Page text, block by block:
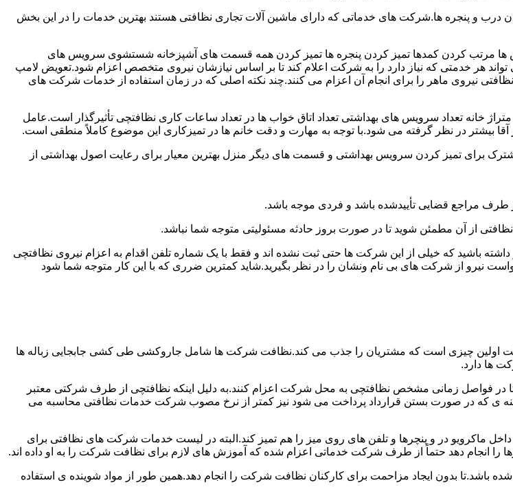
و پنجره ها.شرکت های خدماتی که دارای ماشین آلات تجاری نظافتی هستند بهترین خدمات را در این بخش
کردن کمدها تمیز کردن پنجره ها تمیز کردن همه قسمت های آشپزخانه شستشوی سرویس های
هر خدمتی که نیاز دارد را به شرکت اعلام کند تا بر اساس نیازشان نیروی متخصص اعزام شود.تعویض لامپ
نیروی ماهر را برای انجام آن اعزام می کنند.چند نکته اصلی که در زمان استفاده از خدمات شرکت های
تعداد سرویس های بهداشتی تعداد اتاق خواب ها در تعداد ساعات کاری نظافتچی تأثیرگذار است.عامل
بیشتر در نظر گرفته می شود.با توجه به مهارت و دقت خانم ها در تمیزکاری این موضوع کاملاً منطقی است.
برای تمیز کردن سرویس بهداشتی و قسمت های دیگر منزل بهترین معیار برای رعایت اصول بهداشتی از
طرف مراجع قضایی تأییدشده باشد و فردی موجه باشد.
از آن مطمئن شوید تا در صورت بروز حادثه مسئولیتی متوجه شما نباشد.
باشید که خیلی از این شرکت ها حتی ثبت نشده اند و فقط با یک شماره تلفن اقدام به اعزام نیروی نظافتچی
نیرو از شرکت های بی نام ونشان را در نظر بگیرید.شاید کمترین ضرری که با این کار متوجه شما شود
اولین چیزی است که مشتریان را جذب می کند.نظافت شرکت ها شامل جاروکشی طی کشی جابجایی زباله ها
ها دارد.
در فواصل زمانی مشخص نظافتچی به محل شرکت اعزام کنند.به دلیل اینکه نظافتچی از طرف شرکتی معتبر
ی که در صورت بستن قرارداد پرداخت می شود نیز کمتر از نرخ مصوب شرکت خدمات نظافتی محاسبه می
داخل ماکرویو در و پنچرها و تلفن های روی میز را هم تمیز کند.البته در لیست خدمات شرکت های نظافتی برای
را انجام دهد حتماً از طرف شرکت خدماتی اعزام شده که آموزش های لازم برای نظافت شرکت را به او داده اند.
باشد.تا بدون ایجاد مزاحمت برای کارکنان نظافت شرکت را انجام دهد.همین طور از مواد شوینده ی استفاده